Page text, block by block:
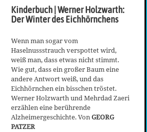
Kinderbuch | Werner Holzwarth:
Der Winter des Eichhörnchens
Wenn man sogar vom
Haselnussstrauch verspottet wird,
weiß man, dass etwas nicht stimmt.
Wie gut, dass ein großer Baum eine
andere Antwort weiß, und das
Eichhörnchen ein bisschen tröstet.
Werner Holzwarth und Mehrdad Zaeri
erzählen eine berührende
Alzheimergeschichte. VonGEORG
PATZER